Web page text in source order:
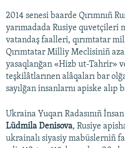
v
i
o
u
s
s
l
d
e
t
s
l
i
d
e
2014 senesi baarde Qırımnıñ
yarımadada Rusiye quvetçileri
vatandaş faalleri, qırımtatar
Qırımtatar Milliy Meclisiniñ
yasaqlanğan «Hizb ut-Tahrir»
teşkilâtlarınen alâqaları bar
sayılğan insanlarnı apiske alıp
Ukraina Yuqarı Radasınıñ
Lüdmila Denisova, Rusiye
ukrainalı siyasiy mabüslerniñ